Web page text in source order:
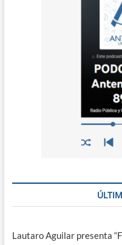
Lautaro Aguilar presenta